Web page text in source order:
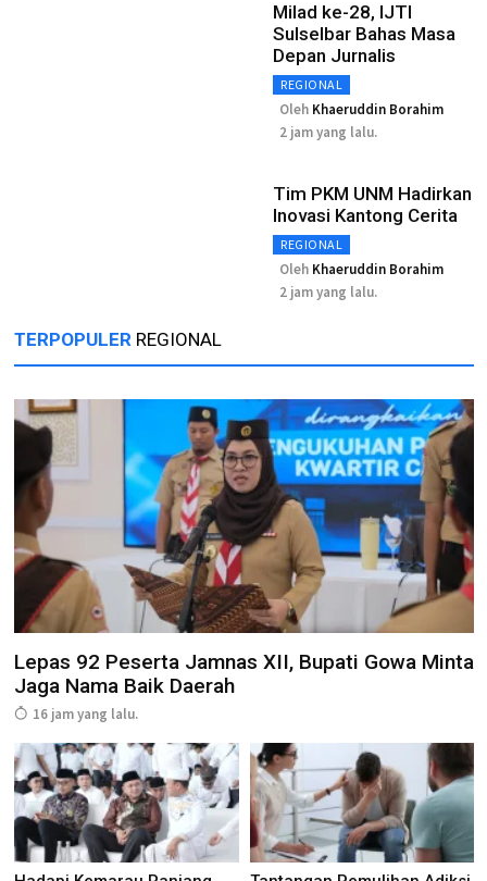
Milad ke-28, IJTI
Sulselbar Bahas Masa
Depan Jurnalis
REGIONAL
Oleh Khaeruddin Borahim
2 jam yang lalu.
Tim PKM UNM Hadirkan
Inovasi Kantong Cerita
REGIONAL
Oleh Khaeruddin Borahim
2 jam yang lalu.
TERPOPULER REGIONAL
Lepas 92 Peserta Jamnas XII, Bupati Gowa Minta
Jaga Nama Baik Daerah
16 jam yang lalu.